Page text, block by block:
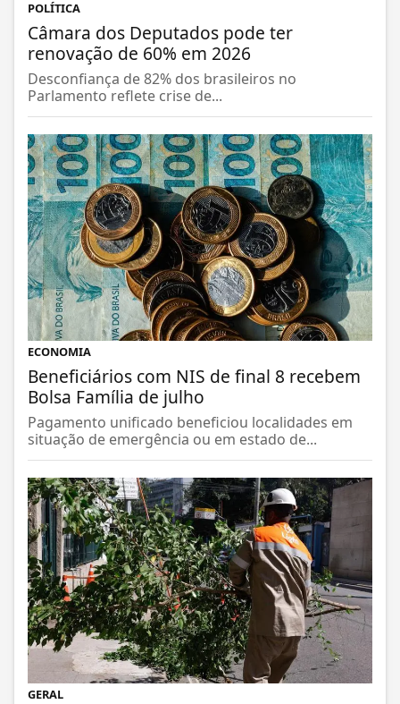
POLÍTICA
Câmara dos Deputados pode ter
renovação de 60% em 2026
Desconfiança de 82% dos brasileiros no
Parlamento reflete crise de...
ECONOMIA
Beneficiários com NIS de final 8 recebem
Bolsa Família de julho
Pagamento unificado beneficiou localidades em
situação de emergência ou em estado de...
GERAL